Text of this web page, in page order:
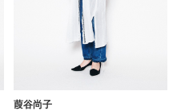
葭谷尚子